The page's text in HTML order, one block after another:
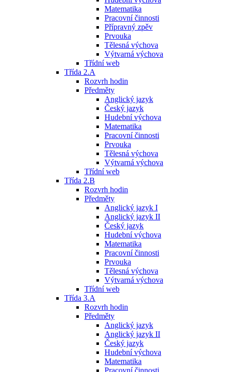
Matematika
Pracovní činnosti
Přípravný zpěv
Prvouka
Tělesná výchova
Výtvarná výchova
Třídní web
Třída 2.A
Rozvrh hodin
Předměty
Anglický jazyk
Český jazyk
Hudební výchova
Matematika
Pracovní činnosti
Prvouka
Tělesná výchova
Výtvarná výchova
Třídní web
Třída 2.B
Rozvrh hodin
Předměty
Anglický jazyk I
Anglický jazyk II
Český jazyk
Hudební výchova
Matematika
Pracovní činnosti
Prvouka
Tělesná výchova
Výtvarná výchova
Třídní web
Třída 3.A
Rozvrh hodin
Předměty
Anglický jazyk
Anglický jazyk II
Český jazyk
Hudební výchova
Matematika
Pracovní činnosti